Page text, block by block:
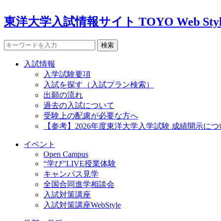
東洋大学入試情報サイト TOYO Web
検索
入試情報
入学試験要項
入試を探す（入試プラン検索）
出願の流れ
過去の入試について
受験上の配慮が必要な方へ
【参考】2026年度東洋大学入学試験 成績開示に
イベント
Open Campus
“学び”LIVE授業体験
キャンパス見学
全国合同進学相談会
入試対策講座
入試対策講座WebStyle